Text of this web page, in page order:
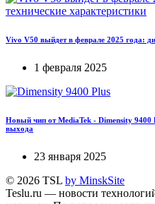
Vivo V50 выйдет в феврале 2025 года:
1 февраля 2025
Новый чип от MediaTek - Dimensity 9400
выхода
23 января 2025
© 2026 TSL by MinskSite
Teslu.ru — новости